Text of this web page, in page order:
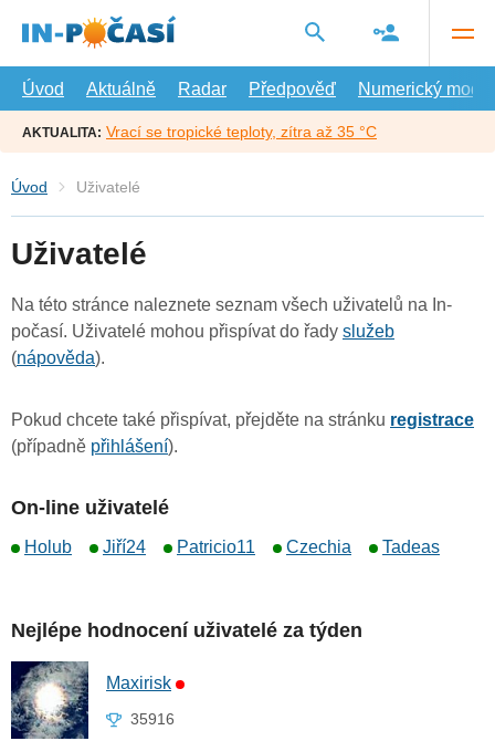
hlavní
Úvod
Aktuálně Radar Předpověď Numerický model
AKTUALITA: Vrací se tropické teploty, zítra až 35 °C
Úvod Uživatelé
Uživatelé
Na této stránce naleznete seznam všech uživatelů na In-
počasí. Uživatelé mohou přispívat do řady služeb
(nápověda).
Pokud chcete také přispívat, přejděte na stránku registrace
(případně přihlášení).
On-line uživatelé
Holub Jiří24 Patricio11 Czechia Tadeas
Nejlépe hodnocení uživatelé za týden
Maxirisk
35916